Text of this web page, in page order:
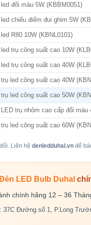
led đổi màu 5W (KBBM0051)
led chiếu điểm đui ghim 5W
led R80 10W (KBNL0101)
led trụ công suất cao 10W
led trụ công suất cao 40W
trụ led công suất cao 40W
trụ led công suất cao 50W
LED trụ nhôm cao cấp đổi màu
trụ led công suất cao 60W
Liên hệ denledduhal.vnđể
LED Bulb Duhal
chính hãng 12 – 36
37C Đường số 1, P.Long